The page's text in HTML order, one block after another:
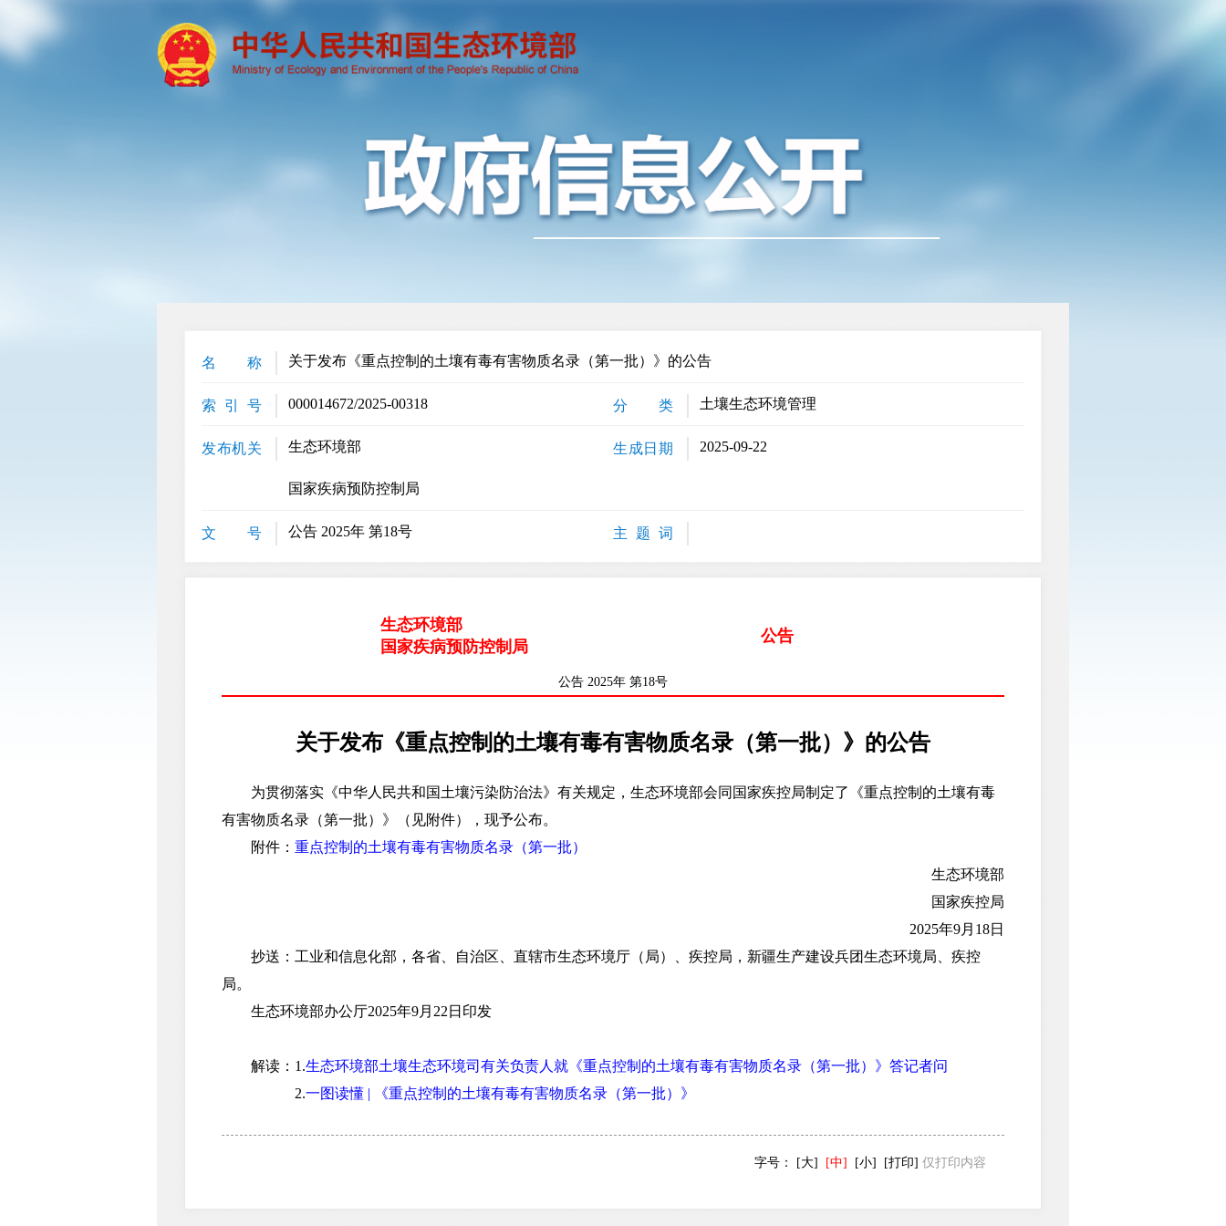
名 称 关于发布《重点控制的土壤有毒有害物质名录（第一批）》的公告
索 引 号 000014672/2025-00318 分 类 土壤生态环境管理
发布机关 生态环境部
国家疾病预防控制局
生成日期 2025-09-22
文 号 公告 2025年 第18号 主 题 词
生态环境部
国家疾病预防控制局
公告
公告 2025年 第18号
关于发布《重点控制的土壤有毒有害物质名录（第一批）》的公告
为贯彻落实《中华人民共和国土壤污染防治法》有关规定，生态环境部会同国家疾控局制定了《重点控制的土壤有毒
有害物质名录（第一批）》（见附件），现予公布。
附件： 重点控制的土壤有毒有害物质名录（第一批）
生态环境部
国家疾控局
2025年9月18日
抄送：工业和信息化部，各省、自治区、直辖市生态环境厅（局）、疾控局，新疆生产建设兵团生态环境局、疾控
局。
生态环境部办公厅2025年9月22日印发
解读：1.生态环境部土壤生态环境司有关负责人就《重点控制的土壤有毒有害物质名录（第一批）》答记者问
2.一图读懂 | 《重点控制的土壤有毒有害物质名录（第一批）》
字号： [大] [中] [小] [打印] 仅打印内容